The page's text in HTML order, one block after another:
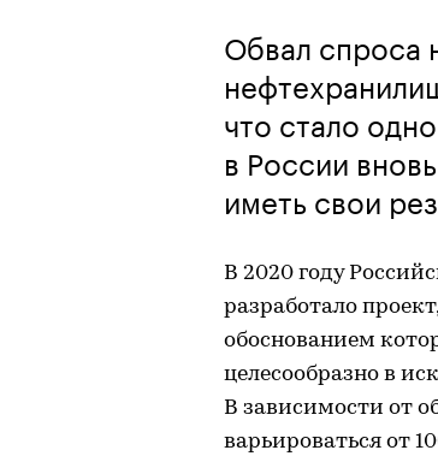
Обвал спроса
что стало
в России
иметь свои
В 2020 году
разработало
обоснованием
целесообразно в
В зависимости от
варьироваться от